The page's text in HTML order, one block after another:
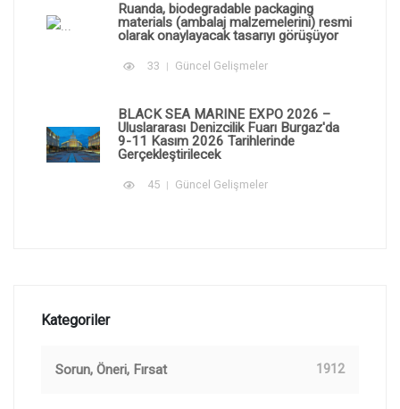
Ruanda, biodegradable packaging
materials (ambalaj malzemelerini) resmi
olarak onaylayacak tasarıyı görüşüyor
33 Güncel Gelişmeler
BLACK SEA MARINE EXPO 2026 –
Uluslararası Denizcilik Fuarı Burgaz'da
9-11 Kasım 2026 Tarihlerinde
Gerçekleştirilecek
45 Güncel Gelişmeler
Kategoriler
Sorun, Öneri, Fırsat 1912